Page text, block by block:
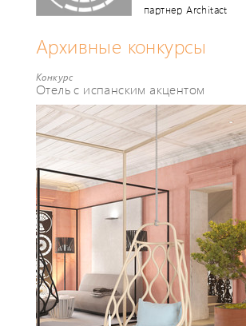
партнер Architact
Архивные конкурсы
Конкурс
Отель с испанским акцентом